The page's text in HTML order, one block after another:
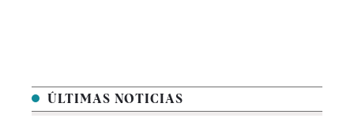
ÚLTIMAS NOTICIAS